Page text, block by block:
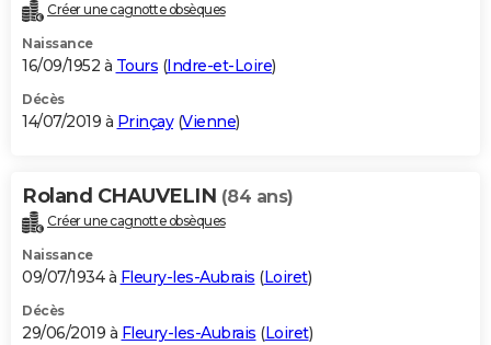
Créer une cagnotte obsèques
Naissance
16/09/1952 à Tours (Indre-et-Loire)
Décès
14/07/2019 à Prinçay(Vienne)
Roland CHAUVELIN (84 ans)
Créer une cagnotte obsèques
Naissance
09/07/1934 à Fleury-les-Aubrais (Loiret)
Décès
29/06/2019 à Fleury-les-Aubrais (Loiret)